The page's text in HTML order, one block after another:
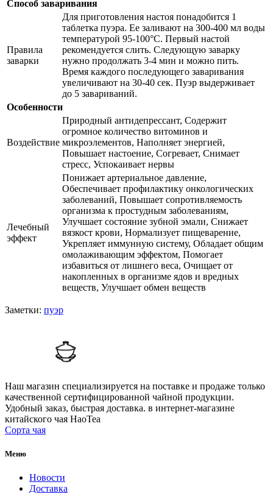
Способ заваривания
Правила
заварки
Для приготовления настоя понадобится 1
таблетка пуэра. Ее заливают на 300-400 мл воды
температурой 95-100°C. Первый настой
рекомендуется слить. Следующую заварку
нужно продолжать 3-4 мин и можно пить.
Время каждого последующего заваривания
увеличивают на 30-40 сек. Пуэр выдерживает
до 5 завариваний.
Особенности
Воздействие
Природный антидепрессант, Содержит
огромное количество витоминов и
микроэлементов, Наполняет энергией,
Повышает настоение, Согревает, Снимает
стресс, Успокаивает нервы
Лечебный
эффект
Понижает артериальное давление,
Обеспечивает профилактику онкологических
заболеваний, Повышает сопротивляемость
организма к простудным заболеваниям,
Улучшает состояние зубной эмали, Снижает
вязкост крови, Нормализует пищеварение,
Укрепляет иммунную систему, Обладает общим
омолаживающим эффектом, Помогает
избавиться от лишнего веса, Очищает от
накопленных в организме ядов и вредных
веществ, Улучшает обмен веществ
Заметки: пуэр
Наш магазин специализируется на поставке и продаже только
качественной сертифицированной чайной продукции.
Удобный заказ, быстрая доставка. в интернет-магазине
китайского чая HaoTea
Сорта чая
Меню
Новости
Доставка